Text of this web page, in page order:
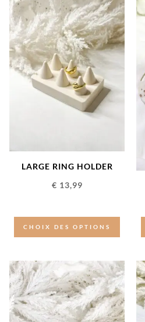
LARGE RING HOLDER
€ 13,99
CHOIX DES OPTIONS